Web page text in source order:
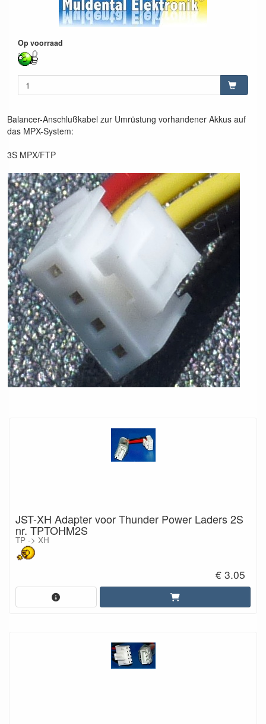
Op voorraad
Balancer-Anschlußkabel zur Umrüstung vorhandener Akkus auf
das MPX-System:
3S MPX/FTP
JST-XH Adapter voor Thunder Power Laders 2S
nr. TPTOHM2S
TP -> XH
€ 3.05